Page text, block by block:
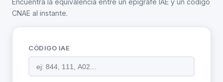
CNAE al instante.
CÓDIGO IAE